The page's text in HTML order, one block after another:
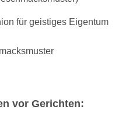
für geistiges Eigentum
vor Gerichten: